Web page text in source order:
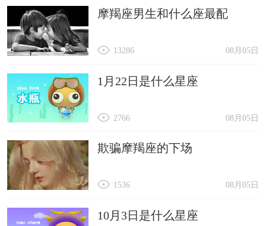
摩羯座男生和什么座最配
08月05日
13286
1月22日是什么星座
08月05日
2766
欺骗摩羯座的下场
08月05日
1536
10月3日是什么星座